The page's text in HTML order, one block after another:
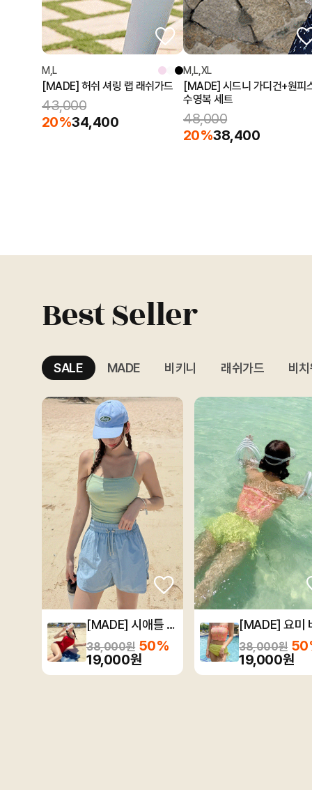
M,L
[MADE] 허쉬 셔링 랩 래쉬가드
43,000
20%34,400
M,L,XL
[MADE] 시드니 가디건+원피
수영복 세트
48,000
20%38,400
Best Seller
SALE MADE 비키니 래쉬가드 비
[MADE] 시애틀 모노키니
38,000원 50%
19,000원
38,000원
19,000원